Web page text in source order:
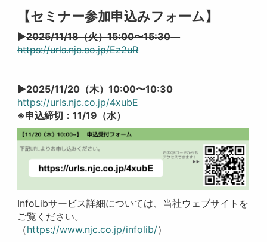
【セミナー参加申込みフォーム】
▶2025/11/18（火）15:00〜15:30
https://urls.njc.co.jp/Ez2uR
▶2025/11/20（木）10:00〜10:30
https://urls.njc.co.jp/4xubE
※申込締切：11/19（水）
InfoLibサービス詳細については、当社ウェブサイトを
ご覧ください。
（https://www.njc.co.jp/infolib/）